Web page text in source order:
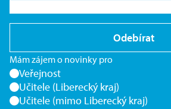
Odebírat
Mám zájem o novinky pro
Veřejnost
Učitele (Liberecký kraj)
Učitele (mimo Liberecký kraj)